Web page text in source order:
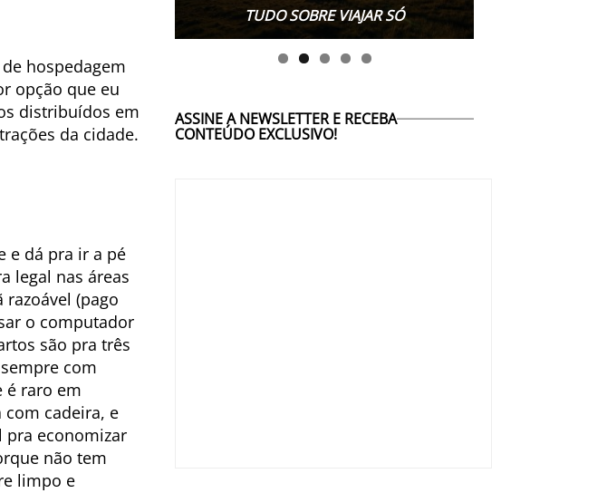
hospedagem
opção que eu
distribuídos em
da cidade.
e dá pra ir a pé
legal nas áreas
(pago
o computador
são pra três
com
é raro em
com cadeira, e
pra economizar
não tem
limpo e
TUDO SOBRE WORK EXCHANGE
ASSINE A NEWSLETTER E RECEBA
CONTEÚDO EXCLUSIVO!